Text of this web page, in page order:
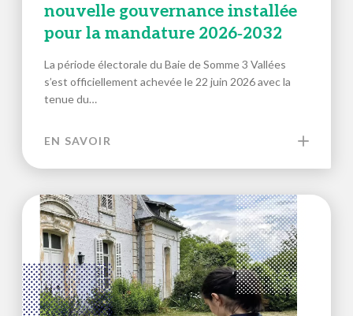
nouvelle gouvernance installée
pour la mandature 2026‑2032
La période électorale du Baie de Somme 3 Vallées
s’est officiellement achevée le 22 juin 2026 avec la
tenue du…
EN SAVOIR